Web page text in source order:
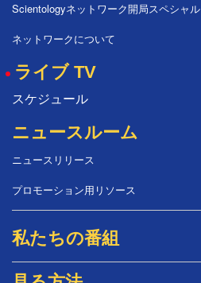
Scientologyネットワーク開局スペシャル
ネットワークについて
ライブ TV
スケジュール
ニュースルーム
ニュースリリース
プロモーション用リソース
私たちの番組